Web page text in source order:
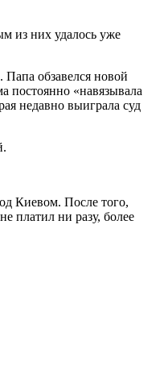
из них удалось уже
Папа обзавелся новой
постоянно «навязывала
недавно выиграла суд
Киевом. После того,
платил ни разу, более